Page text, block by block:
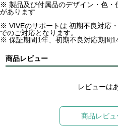
※ 製品及び付属品のデザイン・色・
があります
※ VIVEのサポートは 初期不良対応
でのご対応となります。
※ 保証期間1年、初期不良対応期間
商品レビュー
レビューは
商品レビュ